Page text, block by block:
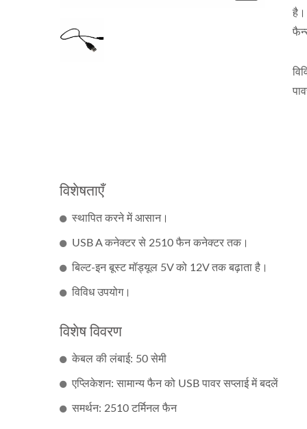
है।
विशेषताएँ
स्थापित करने में आसान।
USB A कनेक्टर से 2510 फैन कनेक्टर तक।
बिल्ट-इन बूस्ट मॉड्यूल 5V को 12V तक बढ़ाता है।
विविध उपयोग।
विशेष विवरण
केबल की लंबाई: 50 सेमी
एप्लिकेशन: सामान्य फैन को USB पावर सप्लाई में बदलें
समर्थन: 2510 टर्मिनल फैन